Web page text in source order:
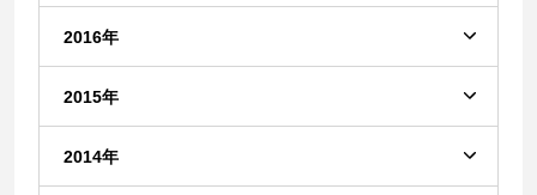
2016年
2015年
2014年